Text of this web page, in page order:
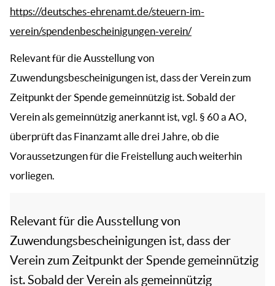
https://deutsches-ehrenamt.de/steuern-im-
verein/spendenbescheinigungen-verein/
Relevant für die Ausstellung von
Zuwendungsbescheinigungen ist, dass der Verein zum
Zeitpunkt der Spende gemeinnützig ist. Sobald der
Verein als gemeinnützig anerkannt ist, vgl. § 60 a AO,
überprüft das Finanzamt alle drei Jahre, ob die
Voraussetzungen für die Freistellung auch weiterhin
vorliegen.
Relevant für die Ausstellung von
Zuwendungsbescheinigungen ist, dass der
Verein zum Zeitpunkt der Spende gemeinnützig
ist. Sobald der Verein als gemeinnützig